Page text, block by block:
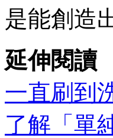
是能創造
延伸閱讀
一直刷到
了解「單